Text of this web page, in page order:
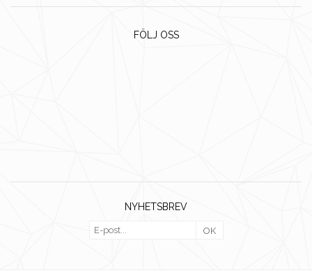
FÖLJ OSS
NYHETSBREV
OK